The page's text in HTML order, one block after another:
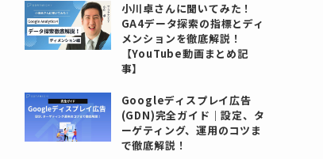
小川卓さんに聞いてみた！
GA4データ探索の指標とディ
メンションを徹底解説！
【YouTube動画まとめ記
事】
Googleディスプレイ広告
(GDN)完全ガイド｜設定、タ
ーゲティング、運用のコツま
で徹底解説！